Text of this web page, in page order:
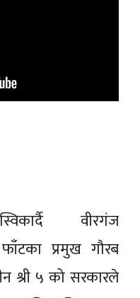
स्विकार्दै
वीरगंज
प्रमुख गौरब
श्री ५ को सरकारले